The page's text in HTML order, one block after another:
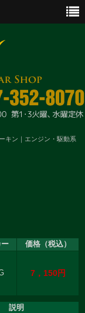
キン｜エンジン・駆動系
価格（税込）
7，150円
説明